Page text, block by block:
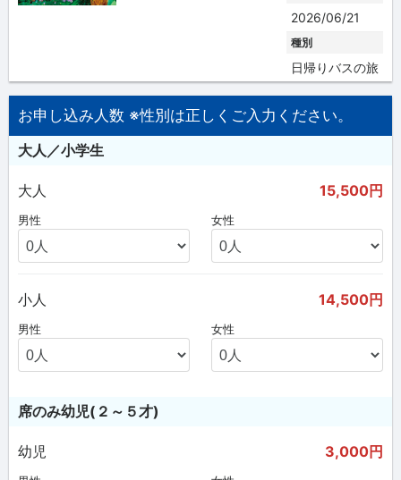
2026/06/21
種別
日帰りバスの旅
お申し込み人数 ※性別は正しくご入力ください。
大人／小学生
大人 15,500円
男性 女性
小人 14,500円
男性 女性
席のみ幼児(２～５才)
幼児 3,000円